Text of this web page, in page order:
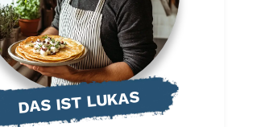
DAS IST LUKAS